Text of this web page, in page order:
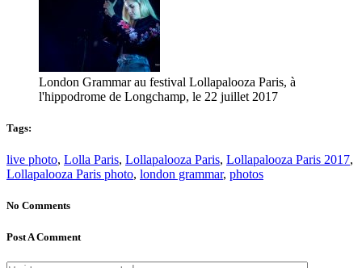
London Grammar au festival Lollapalooza Paris, à
l'hippodrome de Longchamp, le 22 juillet 2017
Tags:
live photo, Lolla Paris, Lollapalooza Paris, Lollapalooza Paris 2017,
Lollapalooza Paris photo, london grammar, photos
No Comments
Post A Comment